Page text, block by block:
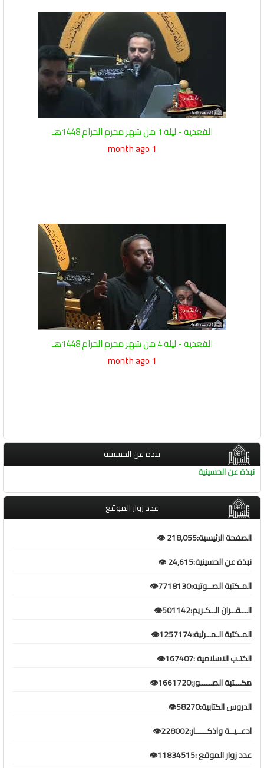
القعدية - ليلة 1 من شهر محرم الحرام 1448هـ
1 month ago
القعدية - ليلة 4 من شهر محرم الحرام 1448هـ
1 month ago
نبذة عن الحسينية
نبذة عن الحسينية
عدد زوار الموقع
الصفحة الرئيسية:218,055 👁️
نبذة عن الحسينية:24,615 👁️
المـكتبة الصــوتيه:7718130👁️
الـــقــران الــكـريم:501142👁️
المـكتبة الـمــرئية:1257174👁️
الكتـب الاسلامية :167407👁️
مكـــتبة الصـــــور:1661720👁️
الدروس الكتابية:58270👁️
ادعــيــة واذكـــــار:228002👁️
عدد زوار الموقع :11834515👁️